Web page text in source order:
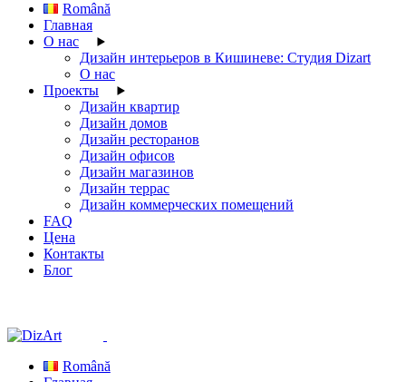
Română
Главная
О нас
Дизайн интерьеров в Кишиневе: Студия Dizart
О нас
Проекты
Дизайн квартир
Дизайн домов
Дизайн ресторанов
Дизайн офисов
Дизайн магазинов
Дизайн террас
Дизайн коммерческих помещений
FAQ
Цена
Контакты
Блог
Română